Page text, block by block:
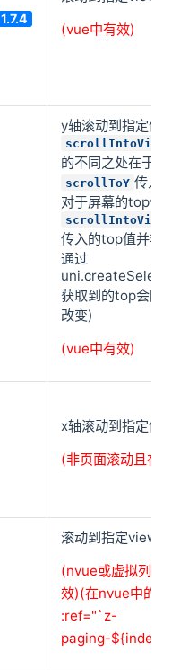
1.7.4
(vue中有效)
y轴滚动到指定位置
的不同之处在于，
scrollToY 传入的
对于屏幕的top值，
传入的top值并非是
通过
获取到的top会因列
改变)
(vue中有效)
x轴滚动到指定位置
(非页面滚动且在
滚动到指定view
(nvue或虚拟列表
效)(在nvue中的
:ref="`z-
paging-